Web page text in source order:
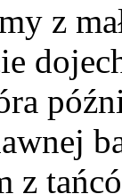
z
z